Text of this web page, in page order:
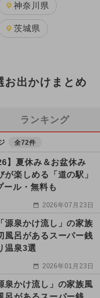
神奈川県
茨城県
お出かけまとめ
ランキング
全72件
】夏休み＆お盆休み
が楽しめる「道の駅」
ール・無料も
2026年07月23日
源泉かけ流し」の家族
風呂があるスーパー銭
温泉3選
2026年01月23日
泉かけ流し」の家族風